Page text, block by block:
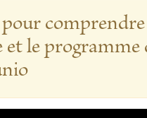
comprendre
le programme